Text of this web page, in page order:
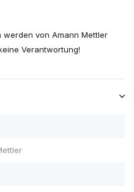
werden von Amann Mettler
Verantwortung!